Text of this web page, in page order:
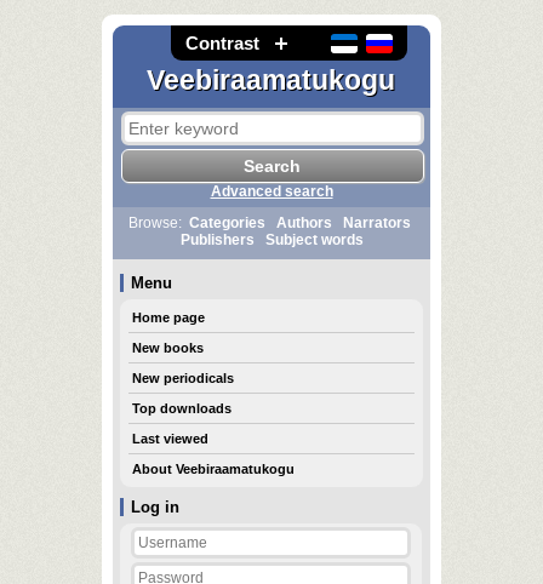
Contrast
Veebiraamatukogu
Log in
Advanced search
Browse: Categories Authors
Narrators
Publishers
Subject words
Menu
Home page
New books
New periodicals
Top downloads
Last viewed
About Veebiraamatukogu